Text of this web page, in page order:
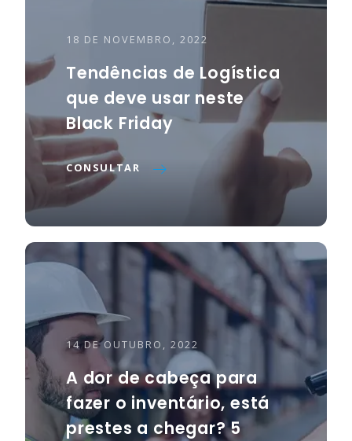
18 DE NOVEMBRO, 2022
Tendências de Logística
que deve usar neste
Black Friday
CONSULTAR
14 DE OUTUBRO, 2022
A dor de cabeça para
fazer o inventário, está
prestes a chegar? 5